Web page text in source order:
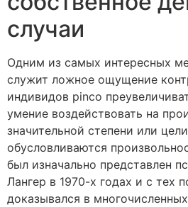
случаи
Одним из самых интересных
служит ложное ощущение
индивидов pinco
умение воздействовать на
значительной степени или
обусловливаются
был изначально представлен
Лангер в 1970-х годах и с тех
доказывался в